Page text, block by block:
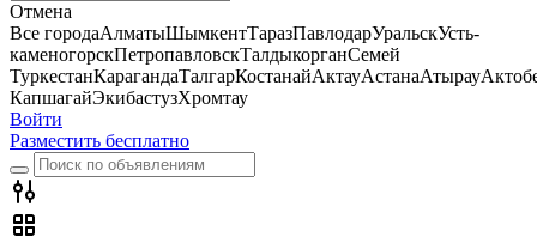
Отмена
Все городаАлматыШымкентТаразПавлодарУральскУсть-
каменогорскПетропавловскТалдыкорганСемей
ТуркестанКарагандаТалгарКостанайАктауАстанаАтырау
КапшагайЭкибастузХромтау
Войти
Разместить бесплатно